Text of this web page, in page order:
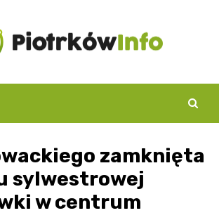
zamknięta
sylwestrowej
w centrum